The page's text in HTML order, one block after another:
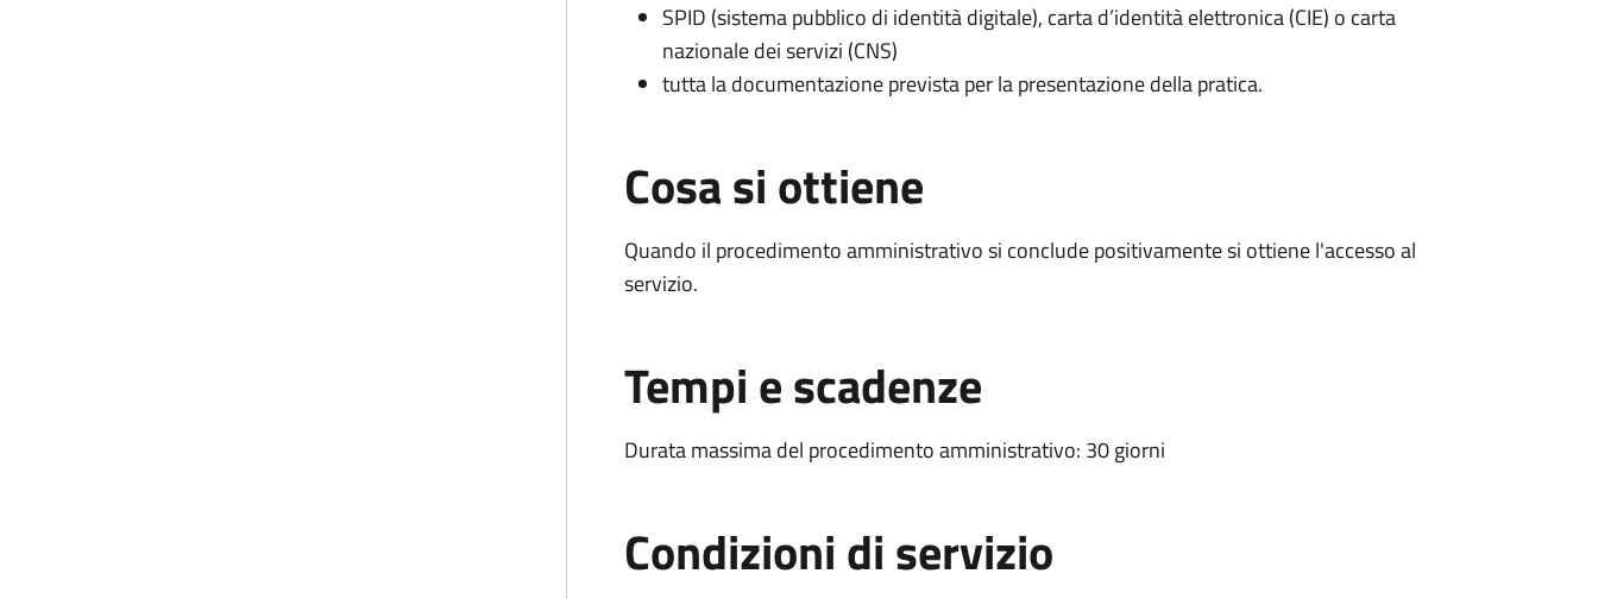
SPID (sistema pubblico di identità digitale), carta d’identità elettronica (CIE) o carta
nazionale dei servizi (CNS)
tutta la documentazione prevista per la presentazione della pratica.
Cosa si ottiene
Quando il procedimento amministrativo si conclude positivamente si ottiene l'accesso al
servizio.
Tempi e scadenze
Durata massima del procedimento amministrativo: 30 giorni
Condizioni di servizio